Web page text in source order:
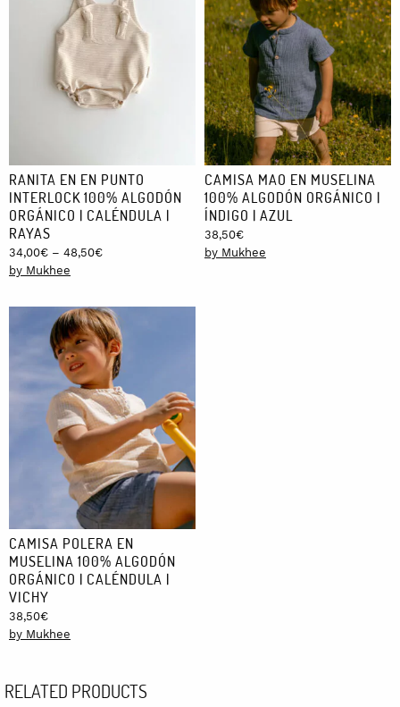
RANITA EN EN PUNTO
INTERLOCK 100% ALGODÓN
ORGÁNICO | CALÉNDULA |
RAYAS
34,00€ – 48,50€Price
through
48,50€
by Mukhee
CAMISA MAO EN MUSELINA
100% ALGODÓN ORGÁNICO |
ÍNDIGO | AZUL
38,50€
by Mukhee
CAMISA POLERA EN
MUSELINA 100% ALGODÓN
ORGÁNICO | CALÉNDULA |
VICHY
38,50€
by Mukhee
RELATED PRODUCTS